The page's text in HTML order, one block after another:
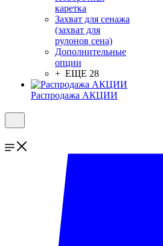
каретка
Захват для сенажа
(захват для
рулонов сена)
Дополнительные
опции
+ ЕЩЕ 28
Распродажа АКЦИИ